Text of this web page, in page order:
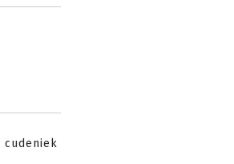
cudeniek